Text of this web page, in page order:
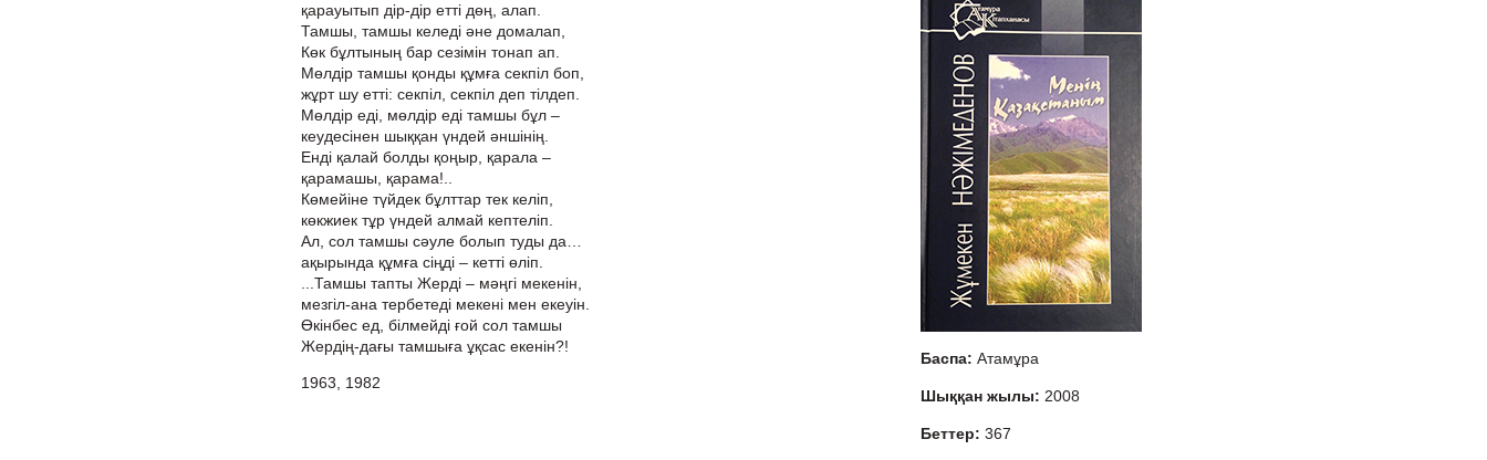
қарауытып дір-дір етті дөң, алап.
Тамшы, тамшы келеді әне домалап,
Көк бұлтының бар сезімін тонап ап.
Мөлдір тамшы қонды құмға секпіл боп,
жұрт шу етті: секпіл, секпіл деп тілдеп.
Мөлдір еді, мөлдір еді тамшы бұл –
кеудесінен шыққан үндей әншінің.
Енді қалай болды қоңыр, қарала –
қарамашы, қарама!..
Көмейіне түйдек бұлттар тек келіп,
көкжиек тұр үндей алмай кептеліп.
Ал, сол тамшы сәуле болып туды да…
ақырында құмға сіңді – кетті өліп.
...Тамшы тапты Жерді – мәңгі мекенін,
мезгіл-ана тербетеді мекені мен екеуін.
Өкінбес ед, білмейді ғой сол тамшы
Жердің-дағы тамшыға ұқсас екенін?!
1963, 1982
Баспа: Атамұра
Шыққан жылы: 2008
Беттер: 367